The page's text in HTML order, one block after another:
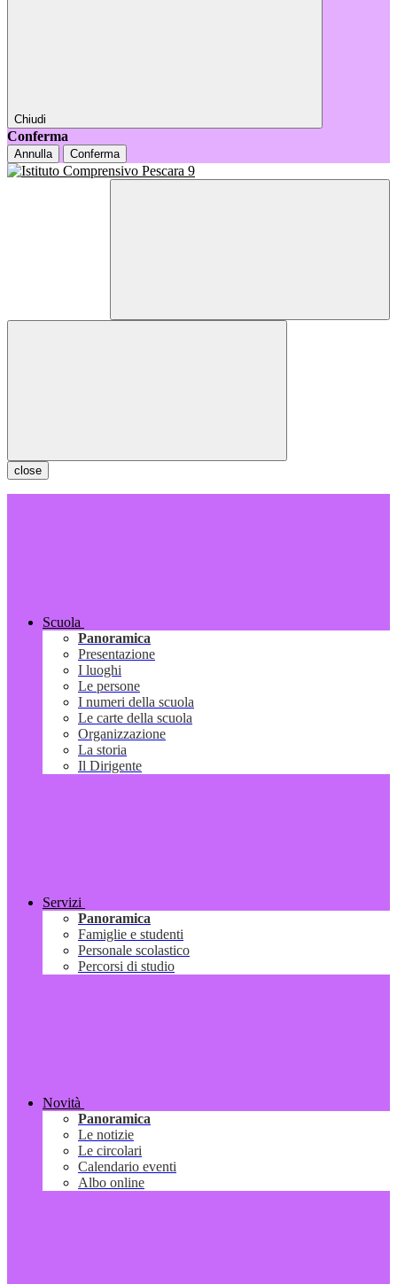
Chiudi
Conferma
Annulla Conferma
close
Scuola
Panoramica
Presentazione
I luoghi
Le persone
I numeri della scuola
Le carte della scuola
Organizzazione
La storia
Il Dirigente
Servizi
Panoramica
Famiglie e studenti
Personale scolastico
Percorsi di studio
Novità
Panoramica
Le notizie
Le circolari
Calendario eventi
Albo online